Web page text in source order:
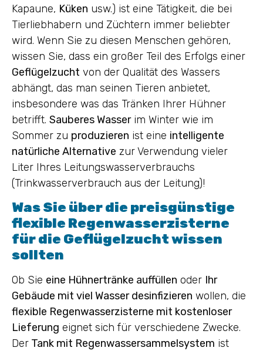
Kapaune, Küken usw.) ist eine Tätigkeit, die bei
Tierliebhabern und Züchtern immer beliebter
wird. Wenn Sie zu diesen Menschen gehören,
wissen Sie, dass ein großer Teil des Erfolgs einer
Geflügelzucht von der Qualität des Wassers
abhängt, das man seinen Tieren anbietet,
insbesondere was das Tränken Ihrer Hühner
betrifft. Sauberes Wasserim Winter wie im
Sommer zu produzieren ist eine intelligente
natürliche Alternative zur Verwendung vieler
Liter Ihres Leitungswasserverbrauchs
(Trinkwasserverbrauch aus der Leitung)!
Was Sie über die preisgünstige
flexible Regenwasserzisterne
für die Geflügelzucht wissen
sollten
Ob Sie eine Hühnertränke auffüllen oder Ihr
Gebäude mit viel Wasser desinfizieren wollen, die
flexible Regenwasserzisterne mit kostenloser
Lieferung eignet sich für verschiedene Zwecke.
Der Tank mit Regenwassersammelsystem ist